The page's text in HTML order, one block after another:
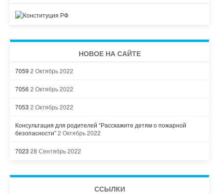
НОВОЕ НА САЙТЕ
7059 2 Октябрь 2022
7056 2 Октябрь 2022
7053 2 Октябрь 2022
Консультация для родителей “Расскажите детям о пожарной
безопасности”2 Октябрь 2022
7023 28 Сентябрь 2022
ССЫЛКИ